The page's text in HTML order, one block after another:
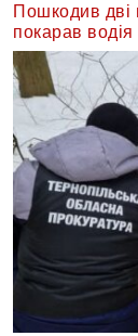
Пошкодив дві
покарав